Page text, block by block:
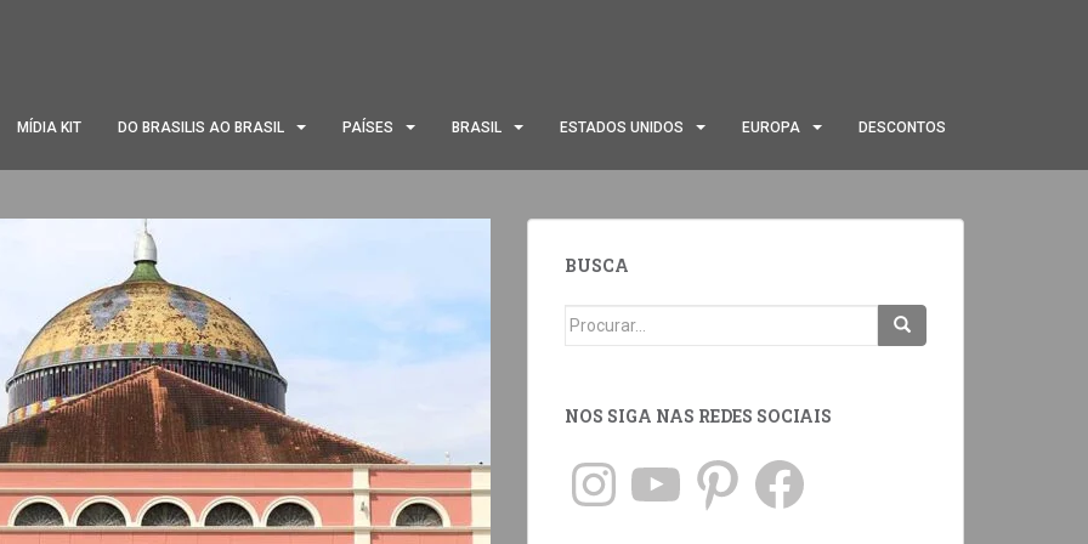
MÍDIA KIT DO BRASILIS AO BRASIL PAÍSES BRASIL ESTADOS UNIDOS EUROPA DESCONTOS
BUSCA
NOS SIGA NAS REDES SOCIAIS